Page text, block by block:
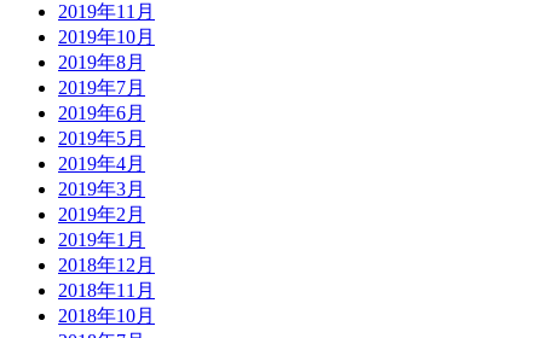
2019年11月
2019年10月
2019年8月
2019年7月
2019年6月
2019年5月
2019年4月
2019年3月
2019年2月
2019年1月
2018年12月
2018年11月
2018年10月